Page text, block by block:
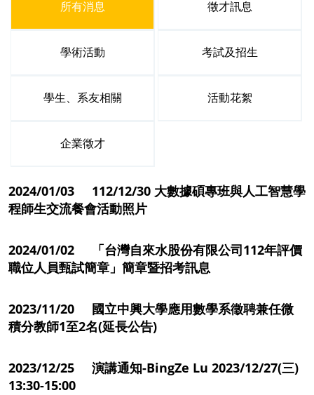
所有消息 徵才訊息
學術活動 考試及招生
學生、系友相關 活動花絮
企業徵才
2024/01/03 112/12/30 大數據碩專班與人工智慧學
程師生交流餐會活動照片
2024/01/02 「台灣自來水股份有限公司112年評價
職位人員甄試簡章」簡章暨招考訊息
2023/11/20 國立中興大學應用數學系徵聘兼任微
積分教師1至2名(延長公告)
2023/12/25 演講通知-BingZe Lu 2023/12/27(三)
13:30-15:00